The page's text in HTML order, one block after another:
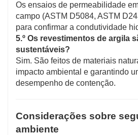
Os ensaios de permeabilidade
campo (ASTM D5084, ASTM
para confirmar a condutividade
5.º Os revestimentos de argila
sustentáveis?
Sim. São feitos de materiais
impacto ambiental e garantindo
desempenho de contenção.
Considerações sobre
ambiente